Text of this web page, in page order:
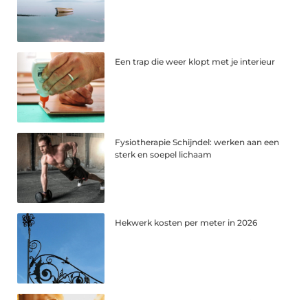
Een trap die weer klopt met je interieur
Fysiotherapie Schijndel: werken aan een
sterk en soepel lichaam
Hekwerk kosten per meter in 2026